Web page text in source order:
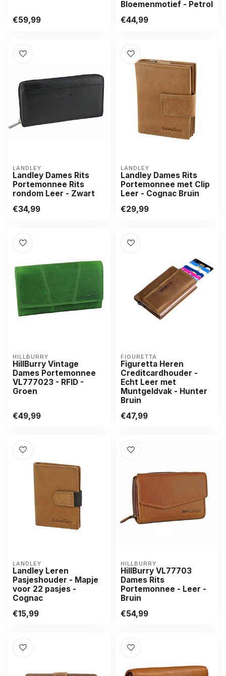
€59,99
Bloemenmotief - Petrol
€44,99
LANDLEY
Landley Dames Rits
Portemonnee Rits
rondom Leer - Zwart
€34,99
LANDLEY
Landley Dames Rits
Portemonnee met Clip
Leer - Cognac Bruin
€29,99
HILLBURRY
HillBurry Vintage
Dames Portemonnee
VL777023 - RFID -
Groen
€49,99
FIGURETTA
Figuretta Heren
Creditcardhouder -
Echt Leer met
Muntgeldvak - Hunter
Bruin
€47,99
LANDLEY
Landley Leren
Pasjeshouder - Mapje
voor 22 pasjes -
Cognac
€15,99
HILLBURRY
HillBurry VL77703
Dames Rits
Portemonnee - Leer -
Bruin
€54,99